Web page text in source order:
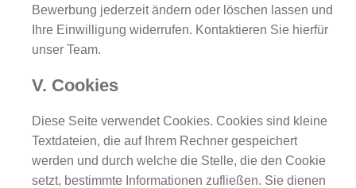
Bewerbung jederzeit ändern oder löschen lassen und
Ihre Einwilligung widerrufen. Kontaktieren Sie hierfür
unser Team.
V. Cookies
Diese Seite verwendet Cookies. Cookies sind kleine
Textdateien, die auf Ihrem Rechner gespeichert
werden und durch welche die Stelle, die den Cookie
setzt, bestimmte Informationen zufließen. Sie dienen